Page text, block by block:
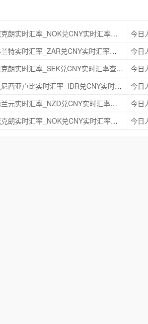
今日人民币兑挪威克朗实时汇率_NOK兑CNY实时汇率查询 2025年09月21日
今日人民币兑南非兰特实时汇率_ZAR兑CNY实时汇率查询 2025年09月21日
今日人民币兑瑞典克朗实时汇率_SEK兑CNY实时汇率查询 2025年09月21日
今日人民币兑印度尼西亚卢比实时汇率_IDR兑CNY实时汇率查询 2025年09月21日
今日人民币兑新西兰元实时汇率_NZD兑CNY实时汇率查询 2025年09月21日
今日人民币兑挪威克朗实时汇率_NOK兑CNY实时汇率查询 2025年09月21日